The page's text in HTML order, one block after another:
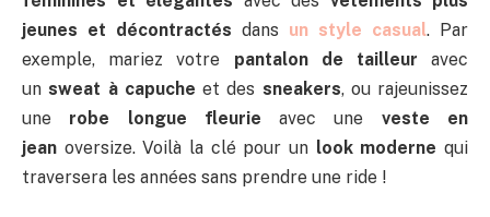
jeunes et décontractés dans un style casual. Par
exemple, mariez votre pantalon de tailleur avec
unsweat à capuche et des sneakers, ou rajeunissez
une robe longue fleurie avec une veste en
jean oversize. Voilà la clé pour un look moderne qui
traversera les années sans prendre une ride !